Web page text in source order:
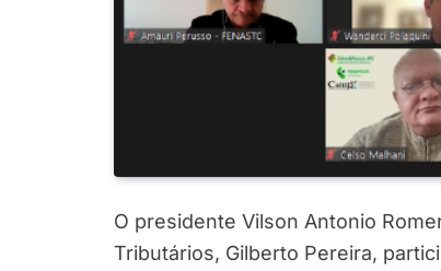
O presidente Vilson Antonio
Tributários, Gilberto Pereira,